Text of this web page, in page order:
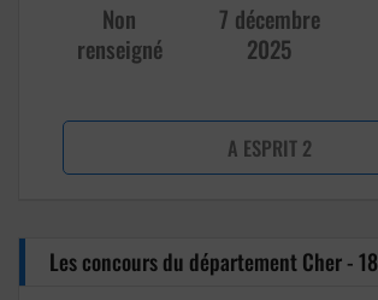
Non
renseigné
7 décembre
2025
A ESPRIT 2
Les concours du département Cher - 18